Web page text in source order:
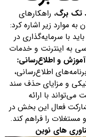
تک برگ، راهکارهای
موارد زیر اشاره کرد:
با سرمایه‌گذاری در
به اینترنت و خدمات
آموزش و اطلاع‌رسانی:
اطلاع‌رسانی،
و مزایای حذف سند
می‌تواند با ارائه
فعال این بخش در
مستغلات را فراهم کند.
های نوین